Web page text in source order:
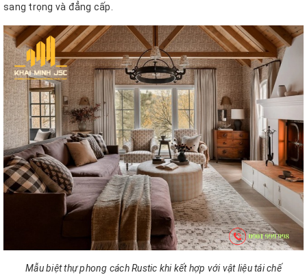
sang trọng và đẳng cấp.
Mẫu biệt thự phong cách Rustic khi kết hợp với vật liệu tái chế